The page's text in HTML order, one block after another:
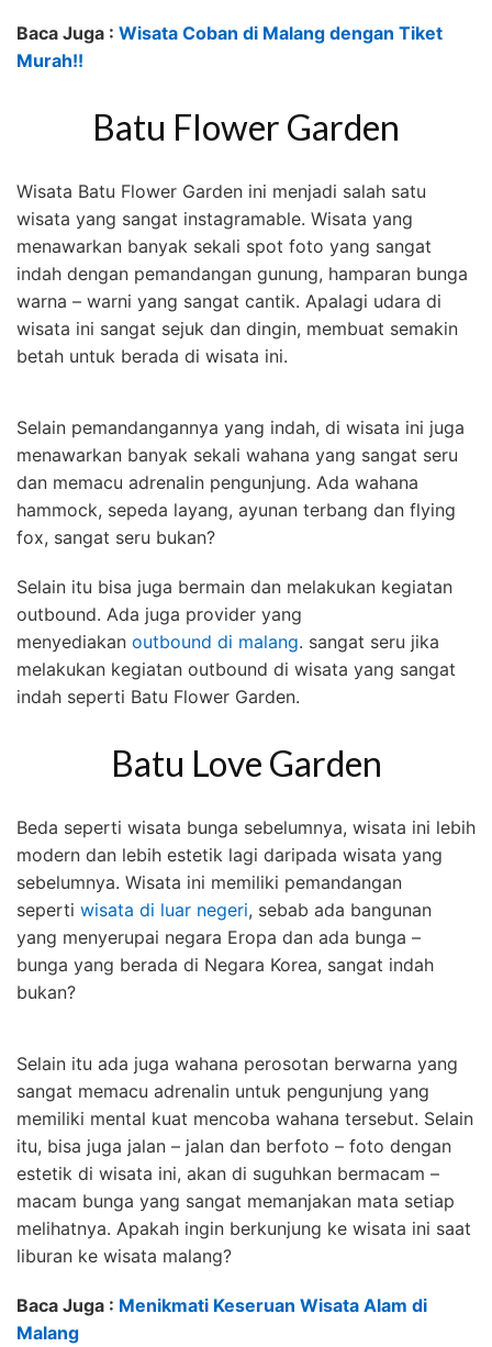
Baca Juga : Wisata Coban di Malang dengan Tiket
Murah!!
Batu Flower Garden
Wisata Batu Flower Garden ini menjadi salah satu
wisata yang sangat instagramable. Wisata yang
menawarkan banyak sekali spot foto yang sangat
indah dengan pemandangan gunung, hamparan bunga
warna – warni yang sangat cantik. Apalagi udara di
wisata ini sangat sejuk dan dingin, membuat semakin
betah untuk berada di wisata ini.
Selain pemandangannya yang indah, di wisata ini juga
menawarkan banyak sekali wahana yang sangat seru
dan memacu adrenalin pengunjung. Ada wahana
hammock, sepeda layang, ayunan terbang dan flying
fox, sangat seru bukan?
Selain itu bisa juga bermain dan melakukan kegiatan
outbound. Ada juga provider yang
menyediakan outbound di malang. sangat seru jika
melakukan kegiatan outbound di wisata yang sangat
indah seperti Batu Flower Garden.
Batu Love Garden
Beda seperti wisata bunga sebelumnya, wisata ini lebih
modern dan lebih estetik lagi daripada wisata yang
sebelumnya. Wisata ini memiliki pemandangan
seperti wisata di luar negeri, sebab ada bangunan
yang menyerupai negara Eropa dan ada bunga –
bunga yang berada di Negara Korea, sangat indah
bukan?
Selain itu ada juga wahana perosotan berwarna yang
sangat memacu adrenalin untuk pengunjung yang
memiliki mental kuat mencoba wahana tersebut. Selain
itu, bisa juga jalan – jalan dan berfoto – foto dengan
estetik di wisata ini, akan di suguhkan bermacam –
macam bunga yang sangat memanjakan mata setiap
melihatnya. Apakah ingin berkunjung ke wisata ini saat
liburan ke wisata malang?
Baca Juga : Menikmati Keseruan Wisata Alam di
Malang